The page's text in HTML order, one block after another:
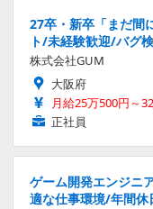
27卒・新卒「まだ間
ト/未経験歓迎/バグ
株式会社GUM
大阪府
月給25万500円～
正社員
ゲーム開発エンジニ
適な仕事環境/年間休